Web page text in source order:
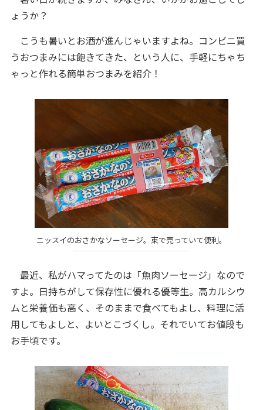
ょうか？
こうも暑いとお酒が進んじゃいますよね。コンビニ買
うおつまみには飽きてきた、という人に、手軽にちゃち
ゃっと作れる簡単おつまみを紹介！
ニッスイのおさかなソーセージ。束で売っていて便利。
最近、私がハマってたのは「魚肉ソーセージ」なので
すよ。日持ちがして保存性に優れる優等生。高カルシウ
ムと栄養価も高く、そのままで食べてもよし、料理に活
用してもよしと、よいとこづくし。それでいてお値段も
お手頃です。